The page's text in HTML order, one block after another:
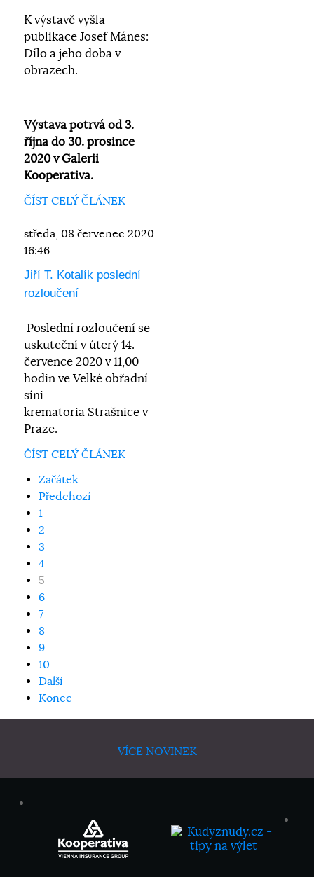
K výstavě vyšla
publikace Josef Mánes:
Dílo a jeho doba v
obrazech.
Výstava potrvá od 3.
října do 30. prosince
2020 v Galerii
Kooperativa.
ČÍST CELÝ ČLÁNEK
středa, 08 červenec 2020
16:46
Jiří T. Kotalík poslední
rozloučení
Poslední rozloučení se
uskuteční v úterý 14.
července 2020 v 11,00
hodin ve Velké obřadní
síni
krematoria Strašnice v
Praze.
ČÍST CELÝ ČLÁNEK
Začátek
Předchozí
1
2
3
4
5
6
7
8
9
10
Další
Konec
VÍCE NOVINEK